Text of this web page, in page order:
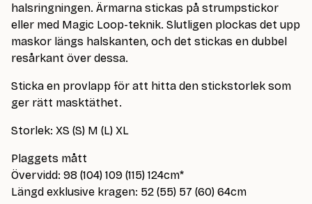
halsringningen. Ärmarna stickas på strumpstickor
eller med Magic Loop-teknik. Slutligen plockas det upp
maskor längs halskanten, och det stickas en dubbel
resårkant över dessa.
Sticka en provlapp för att hitta den stickstorlek som
ger rätt masktäthet.
Storlek: XS (S) M (L) XL
Plaggets mått
Övervidd: 98 (104) 109 (115) 124cm*
Längd exklusive kragen: 52 (55) 57 (60) 64cm